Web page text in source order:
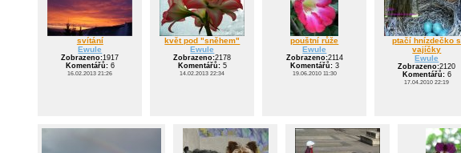
svítání
Ewule
Zobrazeno:1917
Komentářů:6
16.02.2013 21:26
květ pod "sněhem"
Ewule
Zobrazeno:2178
Komentářů:5
14.02.2013 22:34
pouštní růže
Ewule
Zobrazeno:2114
Komentářů:3
19.06.2010 11:30
ptačí hnízdečko s
vajíčky
Ewule
Zobrazeno:2120
Komentářů:6
17.04.2010 22:19